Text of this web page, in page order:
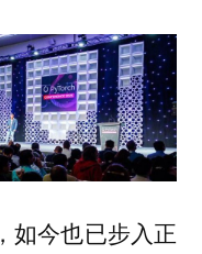
如今也已步入正